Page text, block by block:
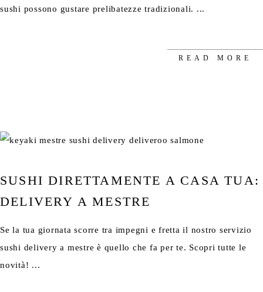
sushi possono gustare prelibatezze tradizionali.
READ MORE
SUSHI DIRETTAMENTE A CASA TUA:
DELIVERY A MESTRE
Se la tua giornata scorre tra impegni e fretta il nostro servizio
sushi delivery a mestre è quello che fa per te. Scopri tutte le
novità!